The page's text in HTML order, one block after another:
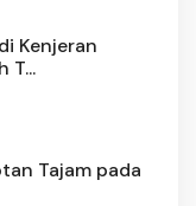
Kenjeran
T...
Tajam pada